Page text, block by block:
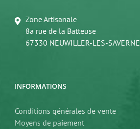
Zone Artisanale
8a rue de la Batteuse
67330 NEUWILLER-LES-SAVERNE
INFORMATIONS
Conditions générales de vente
Moyens de paiement